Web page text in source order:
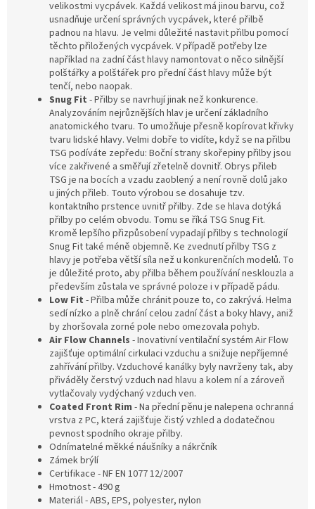
velikostmi vycpávek. Každá velikost má jinou barvu, což
usnadňuje určení správných vycpávek, které přilbě
padnou na hlavu. Je velmi důležité nastavit přilbu pomocí
těchto přiložených vycpávek. V případě potřeby lze
například na zadní část hlavy namontovat o něco silnější
polštářky a polštářek pro přední část hlavy může být
tenčí, nebo naopak.
Snug Fit - Přilby se navrhují jinak než konkurence.
Analyzováním nejrůznějších hlav je určení základního
anatomického tvaru. To umožňuje přesně kopírovat křivky
tvaru lidské hlavy. Velmi dobře to vidíte, když se na přilbu
TSG podíváte zepředu: Boční strany skořepiny přilby jsou
více zakřivené a směřují zřetelně dovnitř. Obrys přileb
TSG je na bocích a vzadu zaoblený a není rovně dolů jako
u jiných přileb. Touto výrobou se dosahuje tzv.
kontaktního prstence uvnitř přilby. Zde se hlava dotýká
přilby po celém obvodu. Tomu se říká TSG Snug Fit.
Kromě lepšího přizpůsobení vypadají přilby s technologií
Snug Fit také méně objemně. Ke zvednutí přilby TSG z
hlavy je potřeba větší síla než u konkurenčních modelů. To
je důležité proto, aby přilba během používání nesklouzla a
především zůstala ve správné poloze i v případě pádu.
Low Fit - Přilba může chránit pouze to, co zakrývá. Helma
sedí nízko a plně chrání celou zadní část a boky hlavy, aniž
by zhoršovala zorné pole nebo omezovala pohyb.
Air Flow Channels -Inovativní ventilační systém Air Flow
zajišťuje optimální cirkulaci vzduchu a snižuje nepříjemné
zahřívání přilby. Vzduchové kanálky byly navrženy tak, aby
přiváděly čerstvý vzduch nad hlavu a kolem ní a zároveň
vytlačovaly vydýchaný vzduch ven.
Coated Front Rim - Na přední pěnu je nalepena ochranná
vrstva z PC, která zajišťuje čistý vzhled a dodatečnou
pevnost spodního okraje přilby.
Odnímatelné měkké náušníky a nákrčník
Zámek brýlí
Certifikace -NF EN 1077 12/2007
Hmotnost - 490 g
Materiál - ABS, EPS, polyester, nylon